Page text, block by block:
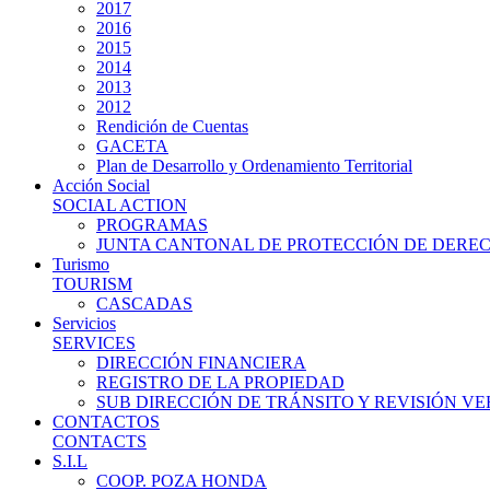
2017
2016
2015
2014
2013
2012
Rendición de Cuentas
GACETA
Plan de Desarrollo y Ordenamiento Territorial
Acción Social
SOCIAL ACTION
PROGRAMAS
JUNTA CANTONAL DE PROTECCIÓN DE
Turismo
TOURISM
CASCADAS
Servicios
SERVICES
DIRECCIÓN FINANCIERA
REGISTRO DE LA PROPIEDAD
SUB DIRECCIÓN DE TRÁNSITO Y REVISIÓN
CONTACTOS
CONTACTS
S.I.L
COOP. POZA HONDA